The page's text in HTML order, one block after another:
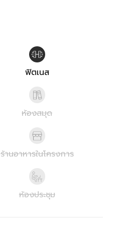
ฟิตเนส
ห้องสมุด
ร้านอาหารในโครงการ
ห้องประชุม